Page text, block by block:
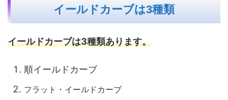
イールドカーブは3種類
イールドカーブは3種類あります。
順イールドカーブ
フラット・イールドカーブ